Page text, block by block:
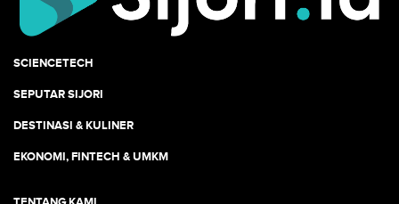
SCIENCETECH
SEPUTAR SIJORI
DESTINASI & KULINER
EKONOMI, FINTECH & UMKM